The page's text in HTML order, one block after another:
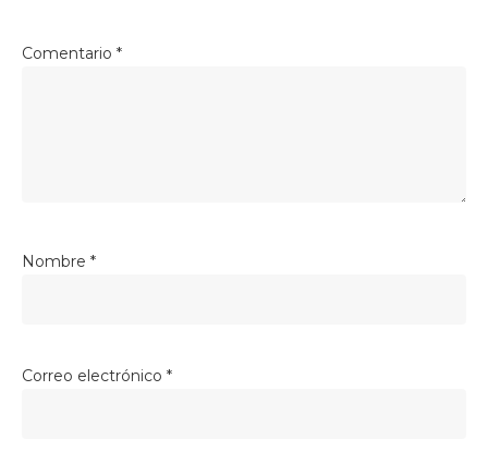
Comentario *
Nombre *
Correo electrónico *